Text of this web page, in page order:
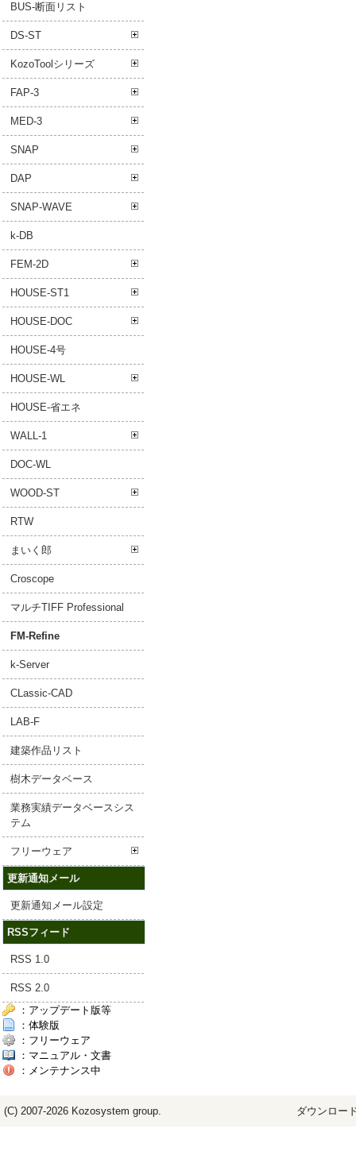
BUS-断面リスト
DS-ST
KozoToolシリーズ
FAP-3
MED-3
SNAP
DAP
SNAP-WAVE
k-DB
FEM-2D
HOUSE-ST1
HOUSE-DOC
HOUSE-4号
HOUSE-WL
HOUSE-省エネ
WALL-1
DOC-WL
WOOD-ST
RTW
まいく郎
Croscope
マルチTIFF Professional
FM-Refine
k-Server
CLassic-CAD
LAB-F
建築作品リスト
樹木データベース
業務実績データベースシス
テム
フリーウェア
更新通知メール
更新通知メール設定
RSSフィード
RSS 1.0
RSS 2.0
：アップデート版等
：体験版
：フリーウェア
：マニュアル・文書
：メンテナンス中
(C) 2007-2026 Kozosystem group. ダウンロー